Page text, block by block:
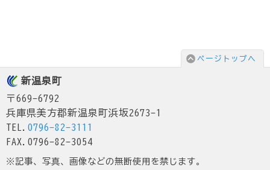
ページトップへ
新温泉町
〒669-6792
兵庫県美方郡新温泉町浜坂2673-1
TEL. 0796-82-3111
FAX.0796-82-3054
※記事、写真、画像などの無断使用を禁じます。